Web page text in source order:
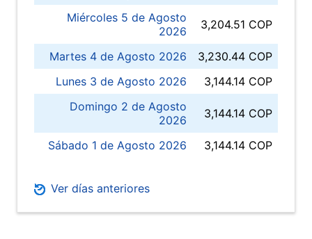
Miércoles 5 de Agosto
2026
3,204.51 COP
Martes 4 de Agosto 2026
3,230.44 COP
Lunes 3 de Agosto 2026
3,144.14 COP
Domingo 2 de Agosto
2026
3,144.14 COP
Sábado 1 de Agosto 2026 3,144.14 COP
Ver días anteriores